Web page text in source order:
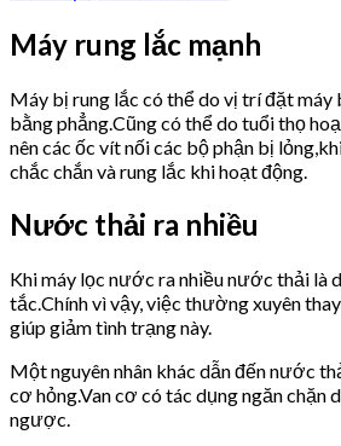
Máy rung lắc mạnh
Máy bị rung lắc có thể do vị trí đặt máy
bằng phẳng.Cũng có thể do tuổi thọ
nên các ốc vít nối các bộ phận bị
chắc chắn và rung lắc khi hoạt động.
Nước thải ra nhiều
Khi máy lọc nước ra nhiều nước thải là
tắc.Chính vì vậy, việc thường xuyên
giúp giảm tình trạng này.
Một nguyên nhân khác dẫn đến nước
cơ hỏng.Van cơ có tác dụng ngăn chặn
ngược.